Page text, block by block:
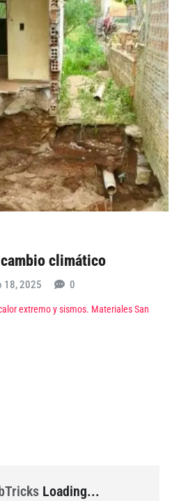
climático
18, 2025 0
extremo y sismos. Materiales San
Loading...